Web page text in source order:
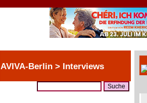
AVIVA-Berlin > Interviews